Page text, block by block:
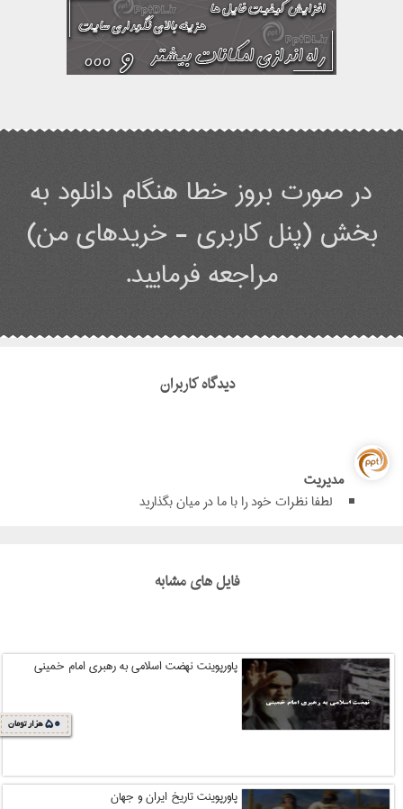
در صورت بروز خطا هنگام دانلود به
بخش (پنل کاربری - خریدهای من)
مراجعه فرمایید.
دیدگاه کاربران
مدیریت
لطفا نظرات خود را با ما در میان بگذارید
فایل های مشابه
پاورپوینت نهضت اسلامی به رهبری امام خمینی
50 هزار تومان
پاورپوینت تاریخ ایران و جهان